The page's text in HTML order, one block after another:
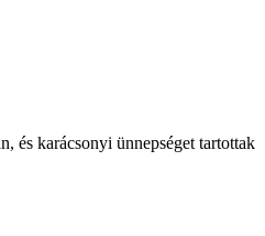
és karácsonyi ünnepséget tartottak